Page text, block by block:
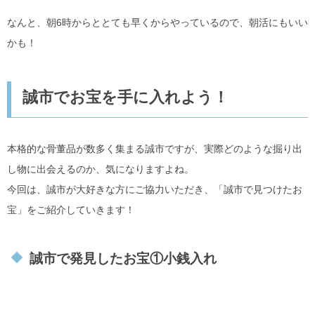
なんと、朝6時からととても早くからやっているので、朝活にもいい
かも！
誠市でお宝を手に入れよう！
本格的な骨董品が数多く集まる誠市ですが、実際どのような掘り出
し物に出会えるのか、気になりますよね。
今回は、誠市が大好きな方にご協力いただき、「誠市で見つけたお
宝」をご紹介していきます！
誠市で発見したお宝①小銭入れ